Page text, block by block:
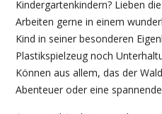
Kindergartenkindern? Lieben
Arbeiten gerne in einem
Kind in seiner besonderen
Plastikspielzeug noch
Können aus allem, das der
Abenteuer oder eine